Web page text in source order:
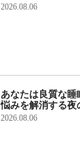
2026.08.06
あなたは良質な
悩みを解消する夜
2026.08.06